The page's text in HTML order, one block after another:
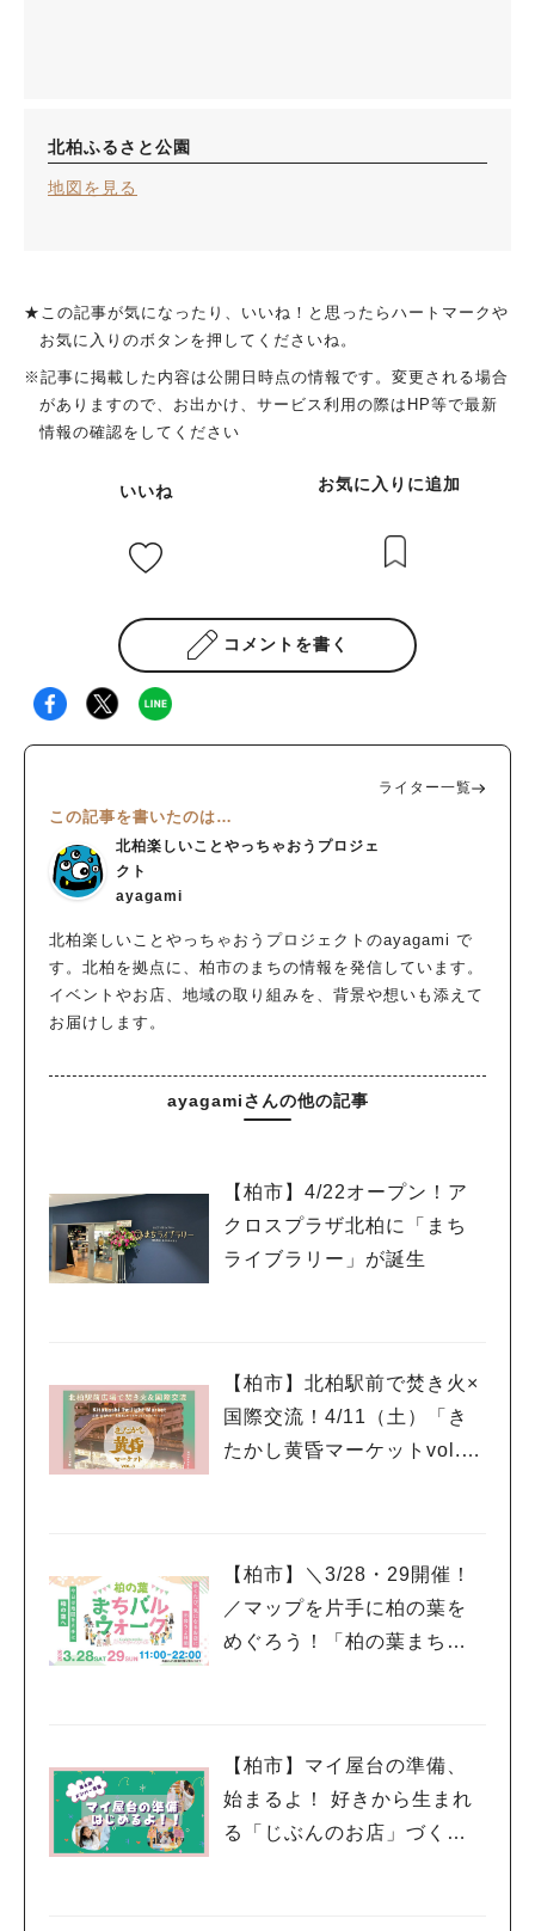
北柏ふるさと公園
地図を見る
★この記事が気になったり、いいね！と思ったらハートマークや
お気に入りのボタンを押してくださいね。
※記事に掲載した内容は公開日時点の情報です。変更される場合
がありますので、お出かけ、サービス利用の際はHP等で最新
情報の確認をしてください
いいね お気に入りに追加
コメントを書く
ライター一覧
この記事を書いたのは…
北柏楽しいことやっちゃおうプロジェ
クト
ayagami
北柏楽しいことやっちゃおうプロジェクトのayagami で
す。北柏を拠点に、柏市のまちの情報を発信しています。
イベントやお店、地域の取り組みを、背景や想いも添えて
お届けします。
ayagamiさんの他の記事
【柏市】4/22オープン！ア
クロスプラザ北柏に「まち
ライブラリー」が誕生
【柏市】北柏駅前で焚き火×
国際交流！4/11（土）「き
たかし黄昏マーケットvol.
【柏市】＼3/28・29開催！
／マップを片手に柏の葉を
めぐろう！「柏の葉まちバ
【柏市】マイ屋台の準備、
始まるよ！ 好きから生まれ
る「じぶんのお店」づく
人気のキーワード